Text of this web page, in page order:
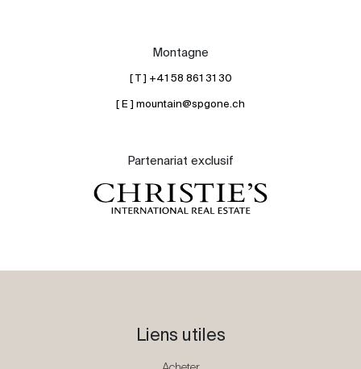
Montagne
[ T ] +41 58 861 31 30
[ E ] mountain@spgone.ch
Partenariat exclusif
Liens utiles